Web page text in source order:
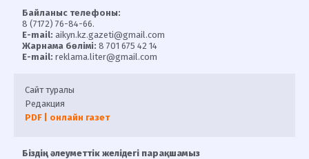
Байланыс телефоны:
8 (7172) 76-84-66.
E-mail: aikyn.kz.gazeti@gmail.com
Жарнама бөлімі: 8 701 675 42 14
E-mail: reklama.liter@gmail.com
Сайт туралы
Редакция
PDF | онлайн газет
Біздің әлеуметтік желідегі парақшамыз